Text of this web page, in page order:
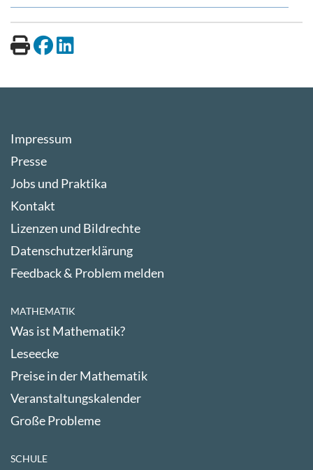
Impressum
Presse
Jobs und Praktika
Kontakt
Lizenzen und Bildrechte
Datenschutzerklärung
Feedback & Problem melden
MATHEMATIK
Was ist Mathematik?
Leseecke
Preise in der Mathematik
Veranstaltungskalender
Große Probleme
SCHULE